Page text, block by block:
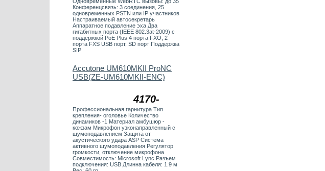
Конференцсвязь: 3 соединения, 25
одновременных PSTN или IP участников
Настраиваемый автосекретарь
Аппаратное подавление эха Два
гигабитных порта (IEEE 802.3at-2009) с
поддержкой PoE Plus 4 порта FXO, 2
порта FXS USB порт, SD порт Поддержка
SIP
4170-
Accutone UM610MKII ProNC
USB(ZE-UM610MKII-ENC)
Профессиональная гарнитура Тип
крепления- оголовье Количество
динамиков -1 Материал амбушюр -
кожзам Микрофон узконаправленный с
шумоподавлением Защита от
акустического удара ASP Система
активного шумоподавления Регулятор
громкости, отключение микрофона
Совместимость: Microsoft Lync Разъем
подключения: USB Длинна кабеля: 1.9 м